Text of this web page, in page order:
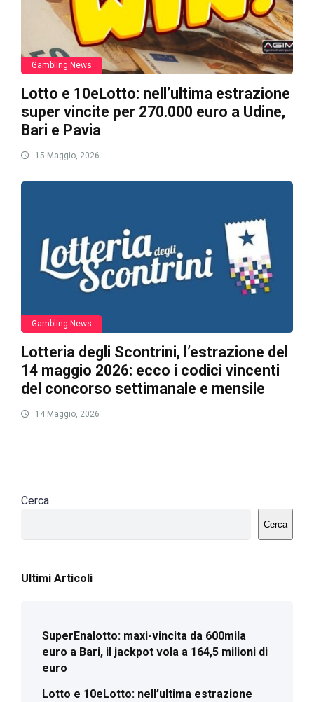
Gambling News
Lotto e 10eLotto: nell’ultima estrazione
super vincite per 270.000 euro a Udine,
Bari e Pavia
15 Maggio, 2026
Gambling News
Lotteria degli Scontrini, l’estrazione del
14 maggio 2026: ecco i codici vincenti
del concorso settimanale e mensile
14 Maggio, 2026
Cerca
Cerca
Ultimi Articoli
SuperEnalotto: maxi-vincita da 600mila
euro a Bari, il jackpot vola a 164,5 milioni di
euro
Lotto e 10eLotto: nell’ultima estrazione